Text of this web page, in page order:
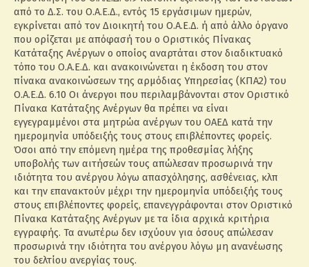
από το Δ.Σ. του Ο.Α.Ε.Δ., εντός 15 εργάσιμων ημερών,
εγκρίνεται από τον Διοικητή του Ο.Α.Ε.Δ. ή από άλλο όργανο
που ορίζεται με απόφασή του ο Οριστικός Πίνακας
Κατάταξης Ανέργων ο οποίος αναρτάται στον διαδικτυακό
τόπο του Ο.Α.Ε.Δ. και ανακοινώνεται η έκδοση του στον
πίνακα ανακοινώσεων της αρμόδιας Υπηρεσίας (ΚΠΑ2) του
Ο.Α.Ε.Δ. 6.10 Οι άνεργοι που περιλαμβάνονται στον Οριστικό
Πίνακα Κατάταξης Ανέργων θα πρέπει να είναι
εγγεγραμμένοι στα μητρώα ανέργων του ΟΑΕΔ κατά την
ημερομηνία υπόδειξής τους στους επιβλέποντες φορείς.
Όσοι από την επόμενη ημέρα της προθεσμίας λήξης
υποβολής των αιτήσεών τους απώλεσαν προσωρινά την
ιδιότητα του ανέργου λόγω απασχόλησης, ασθένειας, κλπ
και την επανακτούν μέχρι την ημερομηνία υπόδειξής τους
στους επιβλέποντες φορείς, επανεγγράφονται στον Οριστικό
Πίνακα Κατάταξης Ανέργων με τα ίδια αρχικά κριτήρια
εγγραφής. Τα ανωτέρω δεν ισχύουν για όσους απώλεσαν
προσωρινά την ιδιότητα του ανέργου λόγω μη ανανέωσης
του δελτίου ανεργίας τους.